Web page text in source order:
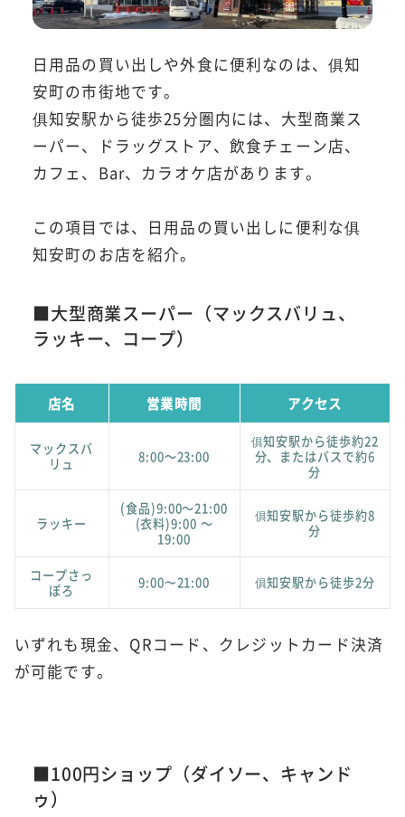
日用品の買い出しや外食に便利なのは、俱知
安町の市街地です。
俱知安駅から徒歩25分圏内には、大型商業ス
ーパー、ドラッグストア、飲食チェーン店、
カフェ、Bar、カラオケ店があります。
この項目では、日用品の買い出しに便利な俱
知安町のお店を紹介。
■大型商業スーパー（マックスバリュ、
ラッキー、コープ）
店名 営業時間 アクセス
マックスバ
リュ
8:00～23:00
俱知安駅から徒歩約22
分、またはバスで約6
分
ラッキー
(食品)9:00～21:00
(衣料)9:00 ～
19:00
俱知安駅から徒歩約8
分
コープさっ
ぽろ
9:00〜21:00 俱知安駅から徒歩2分
いずれも現金、QRコード、クレジットカード決済
が可能です。
■100円ショップ（ダイソー、キャンド
ゥ）